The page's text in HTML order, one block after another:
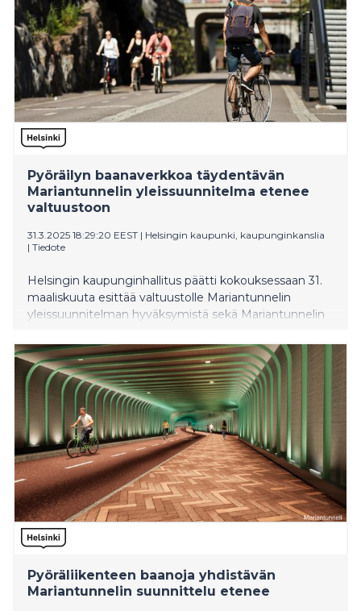
Pyöräilyn baanaverkkoa täydentävän
Mariantunnelin yleissuunnitelma etenee
valtuustoon
31.3.2025 18:29:20 EEST | Helsingin kaupunki, kaupunginkanslia
| Tiedote
Helsingin kaupunginhallitus päätti kokouksessaan 31.
maaliskuuta esittää valtuustolle Mariantunnelin
yleissuunnitelman hyväksymistä sekä Mariantunnelin
toteuttamista. Kaupunginhallitus hyväksyi osaltaan
myös Viikin-Malmin pikaraitiotien yleissuunnitelman.
Pyöräliikenteen baanoja yhdistävän
Mariantunnelin suunnittelu etenee